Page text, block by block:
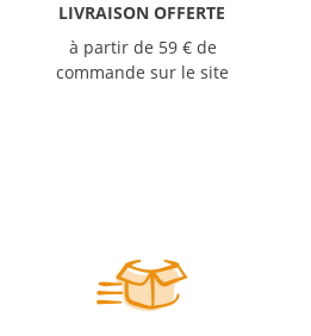
LIVRAISON OFFERTE
à partir de 59 € de
commande sur le site